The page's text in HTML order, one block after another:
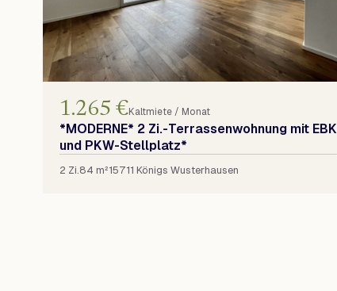
1.265 €Kaltmiete / Monat
*MODERNE* 2 Zi.-Terrassenwohnung mit EBK
und PKW-Stellplatz*
2 Zi. 84 m²15711 Königs Wusterhausen